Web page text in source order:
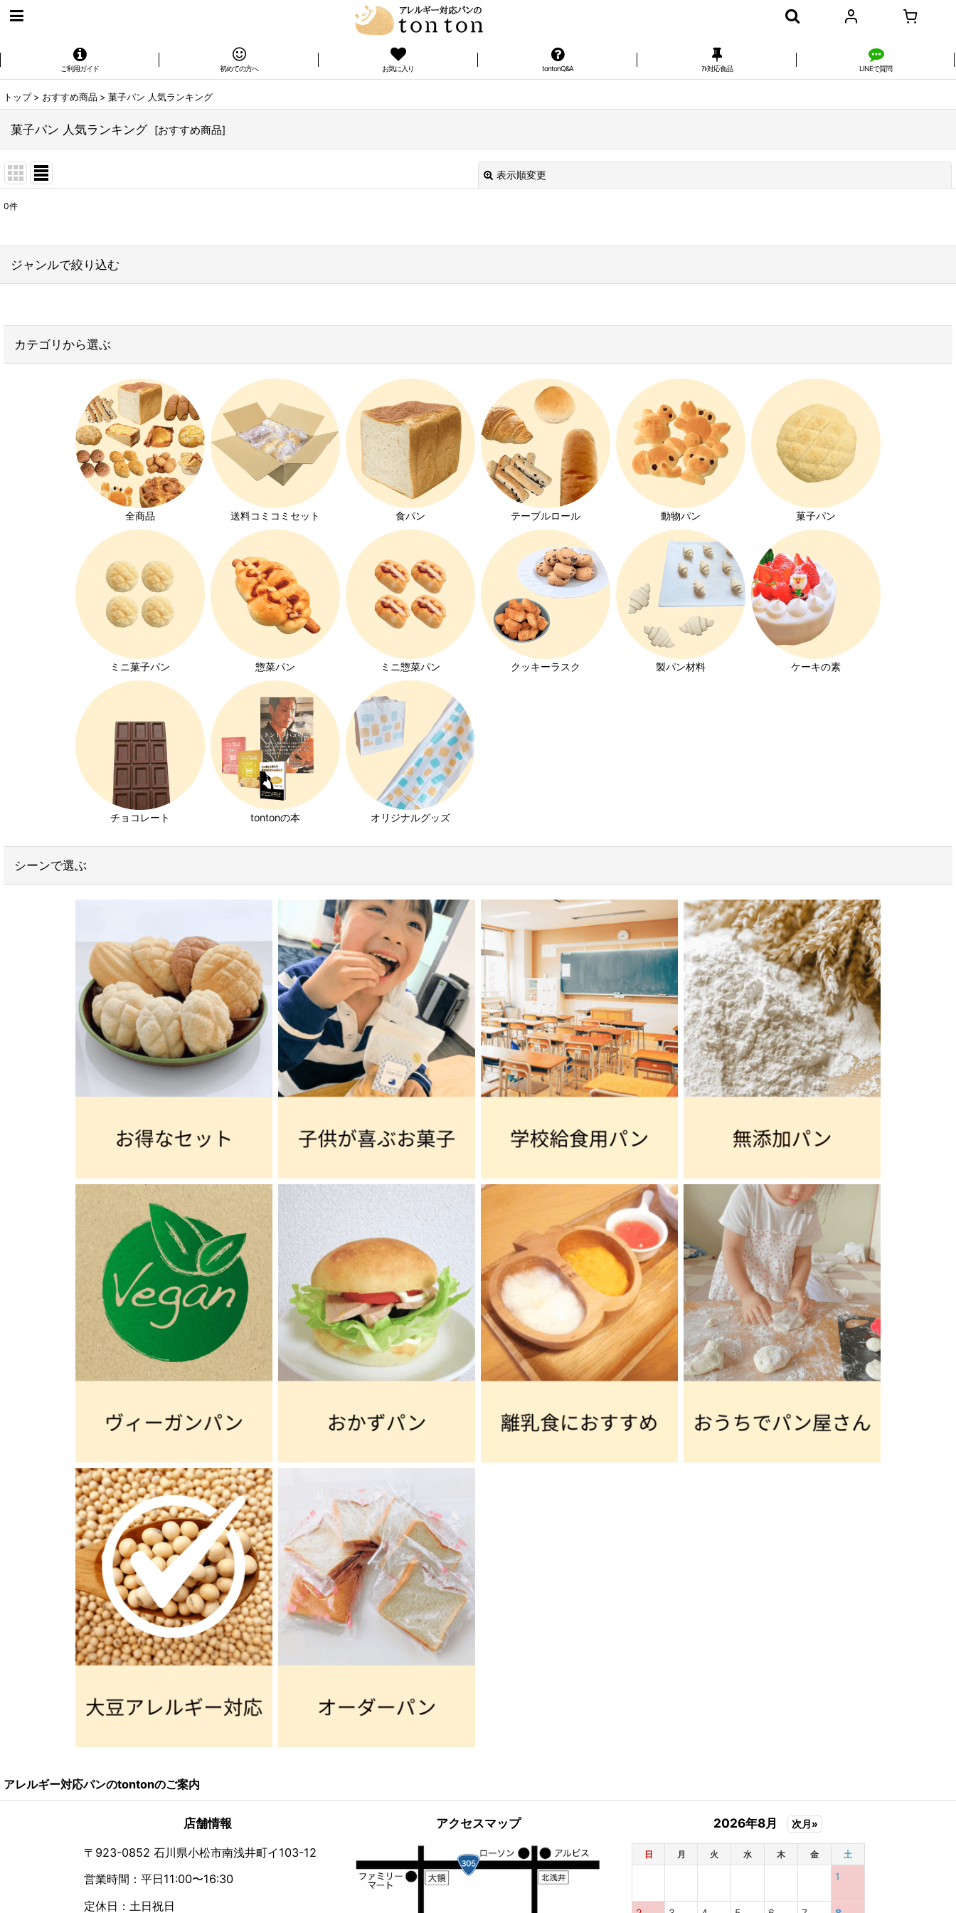
ご利用ガイド 初めての方へ お気に入り tontonQ&A ｱﾚ対応食品 LINEで質問
トップ > おすすめ商品 > 菓子パン 人気ランキング
菓子パン 人気ランキング [おすすめ商品]
表示順変更
在庫あり
絞り込む
0件
ジャンルで絞り込む
子供が喜ぶお菓子
ヴィーガンパン
離乳食におすすめのパン
大豆アレルギー対応
キユーピーエッグケア特集
みんなの食卓ロースハム特集
ホイップクリーム特集
発芽玄米パン特集
カテゴリから選ぶ
全商品 送料コミコミセット 食パン テーブルロール 動物パン 菓子パン
ミニ菓子パン 惣菜パン ミニ惣菜パン クッキーラスク 製パン材料 ケーキの素
チョコレート tontonの本 オリジナルグッズ
シーンで選ぶ
アレルギー対応パンのtontonのご案内
店舗情報
〒923-0852 石川県小松市南浅井町イ103-12
営業時間：平日11:00〜16:30
定休日：土日祝日
アクセスマップ 2026年8月 次月»
日 月 火 水 木 金 土
1